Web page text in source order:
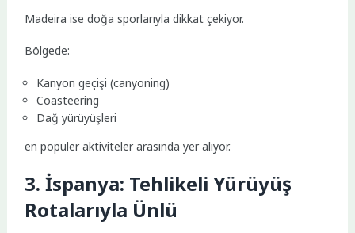
Madeira ise doğa sporlarıyla dikkat çekiyor.
Bölgede:
Kanyon geçişi (canyoning)
Coasteering
Dağ yürüyüşleri
en popüler aktiviteler arasında yer alıyor.
3. İspanya: Tehlikeli Yürüyüş
Rotalarıyla Ünlü